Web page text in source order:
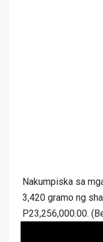
Nakumpiska sa
3,420 gramo ng
P23,256,000.00.